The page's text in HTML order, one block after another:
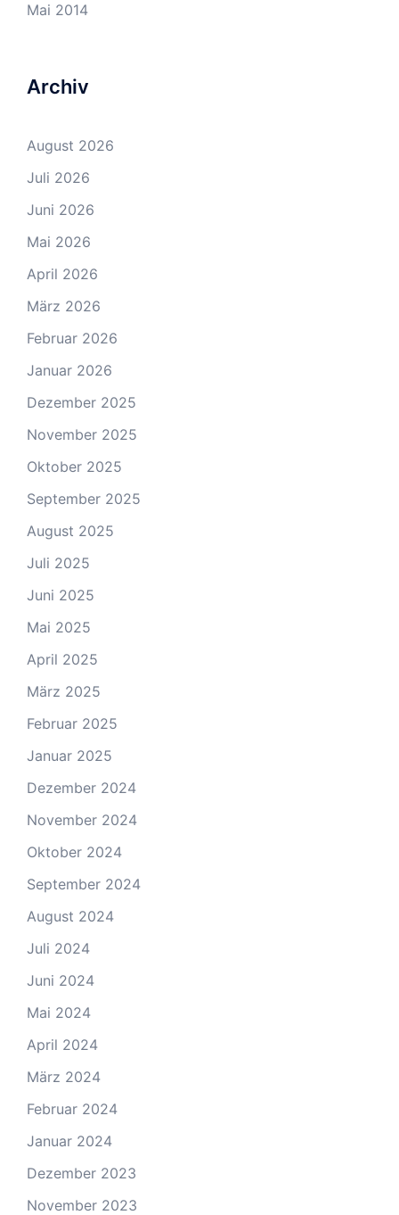
Mai 2014
Archiv
August 2026
Juli 2026
Juni 2026
Mai 2026
April 2026
März 2026
Februar 2026
Januar 2026
Dezember 2025
November 2025
Oktober 2025
September 2025
August 2025
Juli 2025
Juni 2025
Mai 2025
April 2025
März 2025
Februar 2025
Januar 2025
Dezember 2024
November 2024
Oktober 2024
September 2024
August 2024
Juli 2024
Juni 2024
Mai 2024
April 2024
März 2024
Februar 2024
Januar 2024
Dezember 2023
November 2023